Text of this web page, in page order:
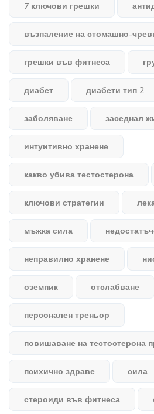
7 ключови грешки
възпаление на стомашно-
грешки във фитнеса
диабет диабети тип 2
заболяване заседнал
интуитивно хранене
какво убива тестостерона
ключови стратегии
мъжка сила
неправилно хранене
оземпик отслабване
персонален треньор
повишаване на тестостерона
психично здраве сила
стероиди във фитнеса